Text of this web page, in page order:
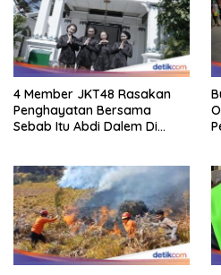
4 Member JKT48 Rasakan
Penghayatan Bersama
Sebab Itu Abdi Dalem Di